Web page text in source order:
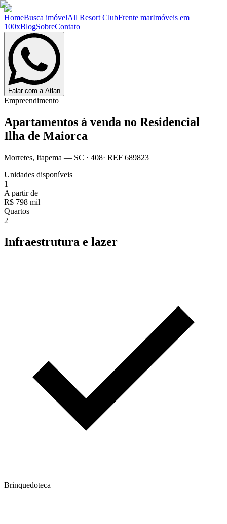
HomeBusca imóvelAll Resort ClubFrente marImóveis em
100xBlogSobreContato
Falar com a Atlan
Empreendimento
Apartamentos à venda no Residencial
Ilha de Maiorca
Morretes, Itapema — SC · 408· REF 689823
Unidades disponíveis
1
A partir de
R$ 798 mil
Quartos
2
Infraestrutura e lazer
Brinquedoteca